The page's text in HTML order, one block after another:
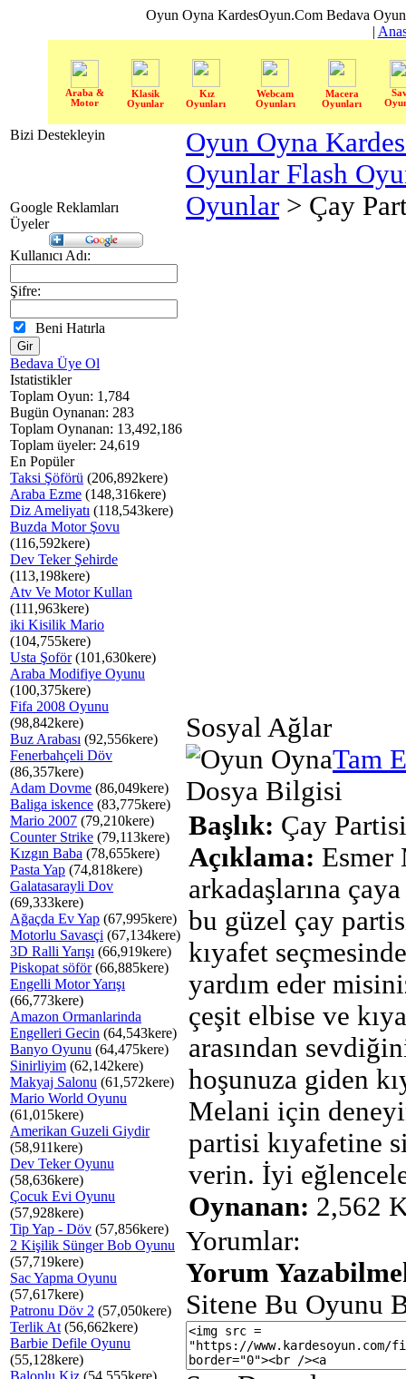
Oyun Oyna KardesOyun.Com Bedava
|
Araba &
Motor
Klasik
Oyunlar
Kız
Oyunları
Webcam
Oyunları
Macera
Oyunları
Bizi Destekleyin
Google Reklamları
Üyeler
Kullanıcı Adı:
Şifre:
Beni Hatırla
Bedava Üye Ol
Istatistikler
Toplam Oyun: 1,784
Bugün Oynanan: 283
Toplam Oynanan: 13,492,186
Toplam üyeler: 24,619
En Popüler
Taksi Şöförü (206,892kere)
Araba Ezme (148,316kere)
Diz Ameliyatı (118,543kere)
Buzda Motor Şovu
(116,592kere)
Dev Teker Şehirde
(113,198kere)
Atv Ve Motor Kullan
(111,963kere)
iki Kisilik Mario
(104,755kere)
Usta Şoför(101,630kere)
Araba Modifiye Oyunu
(100,375kere)
Fifa 2008 Oyunu
(98,842kere)
Buz Arabası (92,556kere)
Fenerbahçeli Döv
(86,357kere)
Adam Dovme (86,049kere)
Baliga iskence (83,775kere)
Mario 2007 (79,210kere)
Counter Strike (79,113kere)
Kızgın Baba (78,655kere)
Pasta Yap (74,818kere)
Galatasarayli Dov
(69,333kere)
Ağaçda Ev Yap (67,995kere)
Motorlu Savasçi (67,134kere)
3D Ralli Yarışı (66,919kere)
Piskopat söför(66,885kere)
Engelli Motor Yarışı
(66,773kere)
Amazon Ormanlarinda
Engelleri Gecin (64,543kere)
Banyo Oyunu (64,475kere)
Sinirliyim (62,142kere)
Makyaj Salonu (61,572kere)
Mario World Oyunu
(61,015kere)
Amerikan Guzeli Giydir
(58,911kere)
Dev Teker Oyunu
(58,636kere)
Çocuk Evi Oyunu
(57,928kere)
Tip Yap - Döv (57,856kere)
2 Kişilik Sünger Bob Oyunu
(57,719kere)
Sac Yapma Oyunu
(57,617kere)
Patronu Döv 2 (57,050kere)
Terlik At (56,662kere)
Barbie Defile Oyunu
(55,128kere)
Balonlu Kiz (54,555kere)
Oyun Oyna
Oyunlar Flash
Oyunlar > Çay
Sosyal Ağlar
Tam
Dosya Bilgisi
Başlık: Çay Partisi
Açıklama: Esmer
arkadaşlarına
bu güzel çay
kıyafet
yardım eder
çeşit elbise ve
arasından
hoşunuza giden
Melani için
partisi kıyafetine
verin. İyi
Oynanan: 2,562
Yorumlar:
Yorum
Sitene Bu Oyunu